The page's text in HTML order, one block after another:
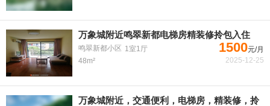
万象城附近鸣翠新都电梯房精装修拎包入住
鸣翠新都小区 1室1厅
48m²
1500元/月
2025-12-25
万象城附近，交通便利，电梯房，精装修，拎